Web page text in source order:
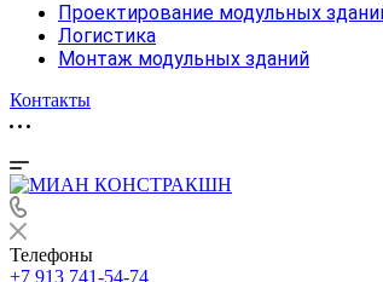
Проектирование модульных
Логистика
Монтаж модульных зданий
Контакты
Телефоны
+7 913 741-54-74